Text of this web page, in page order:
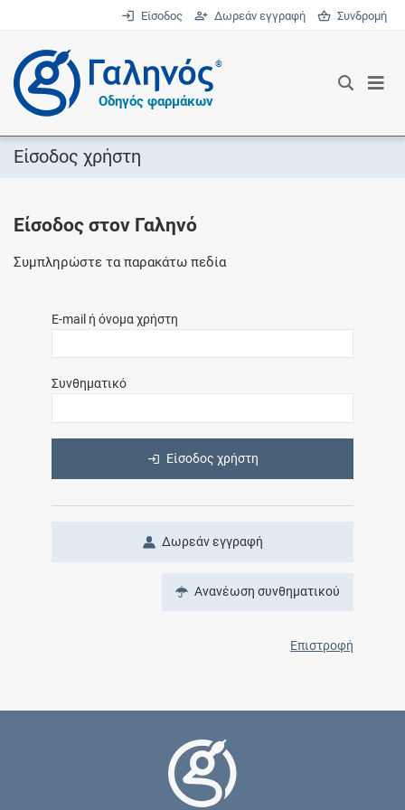
Είσοδος Δωρεάν εγγραφή Συνδρομή
®
Οδηγός φαρμάκων
Είσοδος χρήστη
Είσοδος στον Γαληνό
Συμπληρώστε τα παρακάτω πεδία
E-mail ή όνομα χρήστη
Συνθηματικό
Είσοδος χρήστη
Δωρεάν εγγραφή
Ανανέωση συνθηματικού
Επιστροφή